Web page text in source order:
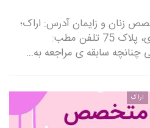
زنان و زایمان آدرس: اراک؛
خیابان امام، روبروی 12 متری، پلاک 75 تلفن مطب:
اراک